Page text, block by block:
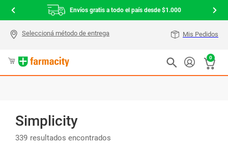
Envíos gratis a todo el país desde $1.000
Mis Pedidos
0
Simplicity
339